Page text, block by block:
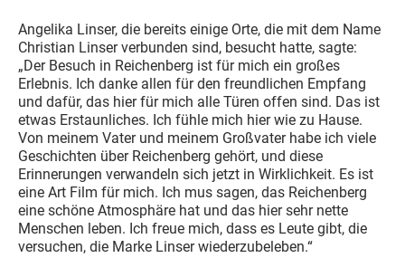
Angelika Linser, die bereits einige Orte, die mit dem Name
Christian Linser verbunden sind, besucht hatte, sagte:
„Der Besuch in Reichenberg ist für mich ein großes
Erlebnis. Ich danke allen für den freundlichen Empfang
und dafür, das hier für mich alle Türen offen sind. Das ist
etwas Erstaunliches. Ich fühle mich hier wie zu Hause.
Von meinem Vater und meinem Großvater habe ich viele
Geschichten über Reichenberg gehört, und diese
Erinnerungen verwandeln sich jetzt in Wirklichkeit. Es ist
eine Art Film für mich. Ich mus sagen, das Reichenberg
eine schöne Atmosphäre hat und das hier sehr nette
Menschen leben. Ich freue mich, dass es Leute gibt, die
versuchen, die Marke Linser wiederzubeleben.“